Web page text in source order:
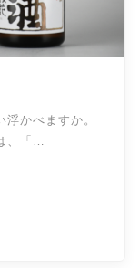
かべますか。
、「…